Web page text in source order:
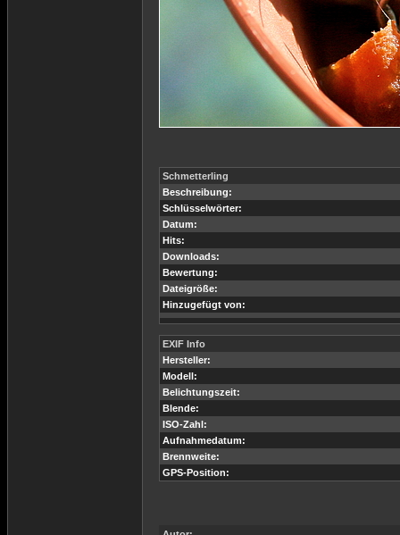
Schmetterling
Beschreibung:
Schlüsselwörter:
Datum:
Hits:
Downloads:
Bewertung:
Dateigröße:
Hinzugefügt von:
EXIF Info
Hersteller:
Modell:
Belichtungszeit:
Blende:
ISO-Zahl:
Aufnahmedatum:
Brennweite:
GPS-Position: